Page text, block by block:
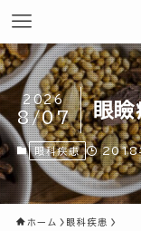
眼瞼
2026
8/07
眼科疾患 2018
ホーム 眼科疾患